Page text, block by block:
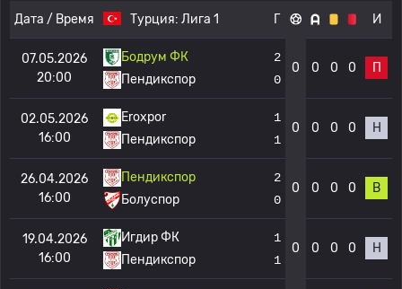
Дата / Время Турция: Лига 1 Г И
07.05.2026
20:00
Бодрум ФК
Пендикспор
2
0
0 0 0 0 П
02.05.2026
16:00
Eroxpor
Пендикспор
1
1
0 0 0 0 Н
26.04.2026
16:00
Пендикспор
Болуспор
2
0
0 0 0 0 В
19.04.2026
16:00
Игдир ФК
Пендикспор
1
1
0 0 0 0 Н